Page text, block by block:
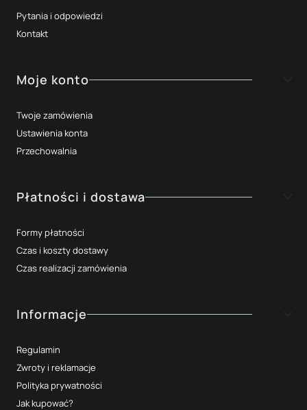
Pytania i odpowiedzi
Kontakt
Moje konto
Twoje zamówienia
Ustawienia konta
Przechowalnia
Płatności i dostawa
Formy płatności
Czas i koszty dostawy
Czas realizacji zamówienia
Informacje
Regulamin
Zwroty i reklamacje
Polityka prywatności
Jak kupować?